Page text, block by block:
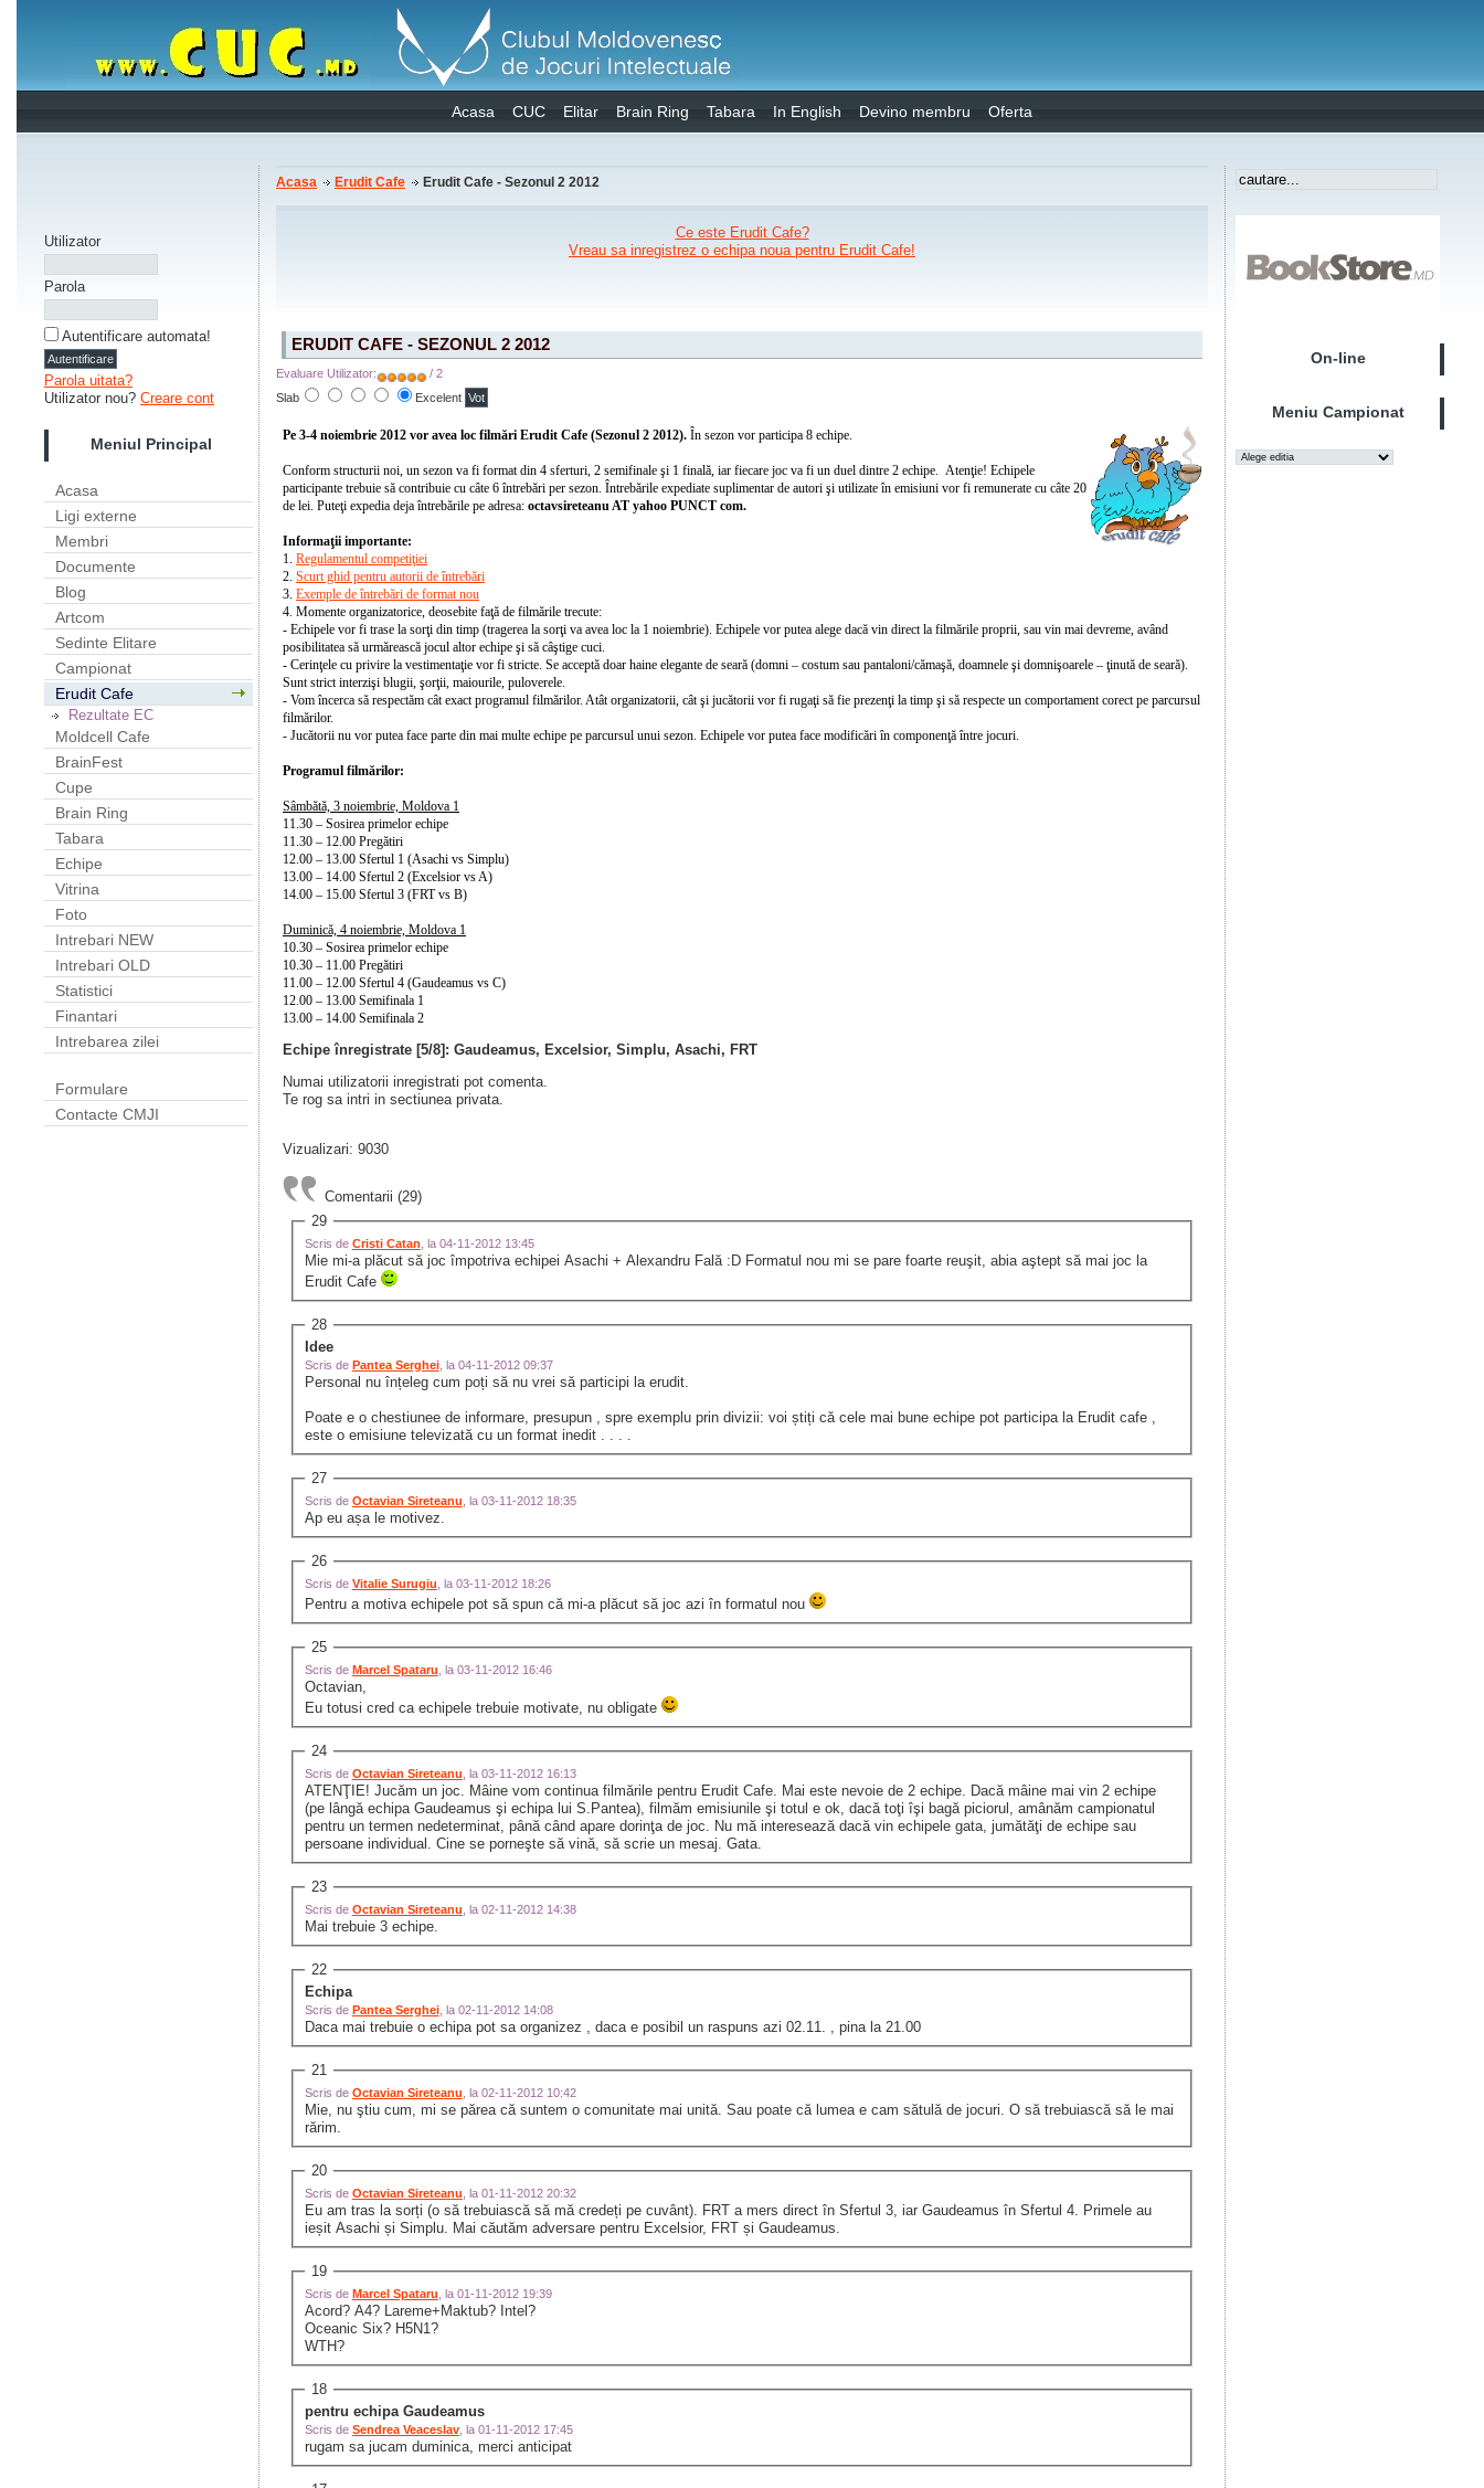
Acasa CUC Elitar Brain Ring Tabara In English Devino membru Oferta
Utilizator
Parola
Autentificare automata!
Parola uitata?
Utilizator nou? Creare cont
Meniul Principal
Acasa
Ligi externe
Membri
Documente
Blog
Artcom
Sedinte Elitare
Campionat
Erudit Cafe
Rezultate EC
Moldcell Cafe
BrainFest
Cupe
Brain Ring
Tabara
Echipe
Vitrina
Foto
Intrebari NEW
Intrebari OLD
Statistici
Finantari
Intrebarea zilei
Formulare
Contacte CMJI
Acasa Erudit Cafe Erudit Cafe - Sezonul 2 2012
Ce este Erudit Cafe?
Vreau sa inregistrez o echipa noua pentru Erudit Cafe!
ERUDIT CAFE - SEZONUL 2 2012
Evaluare Utilizator:
/ 2
Slab
Excelent
Pe 3-4 noiembrie 2012 vor avea loc filmări Erudit Cafe (Sezonul 2 2012). În sezon vor participa 8 echipe.
Conform structurii noi, un sezon va fi format din 4 sferturi, 2 semifinale şi 1 finală, iar fiecare joc va fi un duel dintre 2 echipe. Atenţie! Echipele
participante trebuie să contribuie cu câte 6 întrebări per sezon. Întrebările expediate suplimentar de autori şi utilizate în emisiuni vor fi remunerate cu câte 20
de lei. Puteţi expedia deja întrebările pe adresa: octavsireteanu AT yahoo PUNCT com.
Informaţii importante:
1. Regulamentul competiţiei
2. Scurt ghid pentru autorii de întrebări
3. Exemple de întrebări de format nou
4. Momente organizatorice, deosebite faţă de filmările trecute:
- Echipele vor fi trase la sorţi din timp (tragerea la sorţi va avea loc la 1 noiembrie). Echipele vor putea alege dacă vin direct la filmările proprii, sau vin mai devreme, având
posibilitatea să urmărească jocul altor echipe şi să câştige cuci.
- Cerinţele cu privire la vestimentaţie vor fi stricte. Se acceptă doar haine elegante de seară (domni – costum sau pantaloni/cămaşă, doamnele şi domnişoarele – ţinută de seară).
Sunt strict interzişi blugii, şorţii, maiourile, puloverele.
- Vom încerca să respectăm cât exact programul filmărilor. Atât organizatorii, cât şi jucătorii vor fi rugaţi să fie prezenţi la timp şi să respecte un comportament corect pe parcursul
filmărilor.
- Jucătorii nu vor putea face parte din mai multe echipe pe parcursul unui sezon. Echipele vor putea face modificări în componenţă între jocuri.
Programul filmărilor:
Sâmbătă, 3 noiembrie, Moldova 1
11.30 – Sosirea primelor echipe
11.30 – 12.00 Pregătiri
12.00 – 13.00 Sfertul 1 (Asachi vs Simplu)
13.00 – 14.00 Sfertul 2 (Excelsior vs A)
14.00 – 15.00 Sfertul 3 (FRT vs B)
Duminică, 4 noiembrie, Moldova 1
10.30 – Sosirea primelor echipe
10.30 – 11.00 Pregătiri
11.00 – 12.00 Sfertul 4 (Gaudeamus vs C)
12.00 – 13.00 Semifinala 1
13.00 – 14.00 Semifinala 2
Echipe înregistrate [5/8]: Gaudeamus, Excelsior, Simplu, Asachi, FRT
Numai utilizatorii inregistrati pot comenta.
Te rog sa intri in sectiunea privata.
Vizualizari: 9030
Comentarii (29)
29
Scris de Cristi Catan , la 04-11-2012 13:45
Mie mi-a plăcut să joc împotriva echipei Asachi + Alexandru Fală :D Formatul nou mi se pare foarte reuşit, abia aştept să mai joc la
Erudit Cafe
28
Idee
Scris de Pantea Serghei, la 04-11-2012 09:37
Personal nu înțeleg cum poți să nu vrei să participi la erudit.
Poate e o chestiunee de informare, presupun , spre exemplu prin divizii: voi știți că cele mai bune echipe pot participa la Erudit cafe ,
este o emisiune televizată cu un format inedit . . . .
27
Scris de Octavian Sireteanu , la 03-11-2012 18:35
Ap eu așa le motivez.
26
Scris de Vitalie Surugiu , la 03-11-2012 18:26
Pentru a motiva echipele pot să spun că mi-a plăcut să joc azi în formatul nou
25
Scris de Marcel Spataru , la 03-11-2012 16:46
Octavian,
Eu totusi cred ca echipele trebuie motivate, nu obligate
24
Scris de Octavian Sireteanu , la 03-11-2012 16:13
ATENŢIE! Jucăm un joc. Mâine vom continua filmările pentru Erudit Cafe. Mai este nevoie de 2 echipe. Dacă mâine mai vin 2 echipe
(pe lângă echipa Gaudeamus şi echipa lui S.Pantea), filmăm emisiunile şi totul e ok, dacă toţi îşi bagă piciorul, amânăm campionatul
pentru un termen nedeterminat, până când apare dorinţa de joc. Nu mă interesează dacă vin echipele gata, jumătăţi de echipe sau
persoane individual. Cine se porneşte să vină, să scrie un mesaj. Gata.
23
Scris de Octavian Sireteanu , la 02-11-2012 14:38
Mai trebuie 3 echipe.
22
Echipa
Scris de Pantea Serghei, la 02-11-2012 14:08
Daca mai trebuie o echipa pot sa organizez , daca e posibil un raspuns azi 02.11. , pina la 21.00
21
Scris de Octavian Sireteanu , la 02-11-2012 10:42
Mie, nu ştiu cum, mi se părea că suntem o comunitate mai unită. Sau poate că lumea e cam sătulă de jocuri. O să trebuiască să le mai
rărim.
20
Scris de Octavian Sireteanu , la 01-11-2012 20:32
Eu am tras la sorți (o să trebuiască să mă credeți pe cuvânt). FRT a mers direct în Sfertul 3, iar Gaudeamus în Sfertul 4. Primele au
ieșit Asachi și Simplu. Mai căutăm adversare pentru Excelsior, FRT și Gaudeamus.
19
Scris de Marcel Spataru , la 01-11-2012 19:39
Acord? A4? Lareme+Maktub? Intel?
Oceanic Six? H5N1?
WTH?
18
pentru echipa Gaudeamus
Scris de Sendrea Veaceslav, la 01-11-2012 17:45
rugam sa jucam duminica, merci anticipat
On-line
Meniu Campionat